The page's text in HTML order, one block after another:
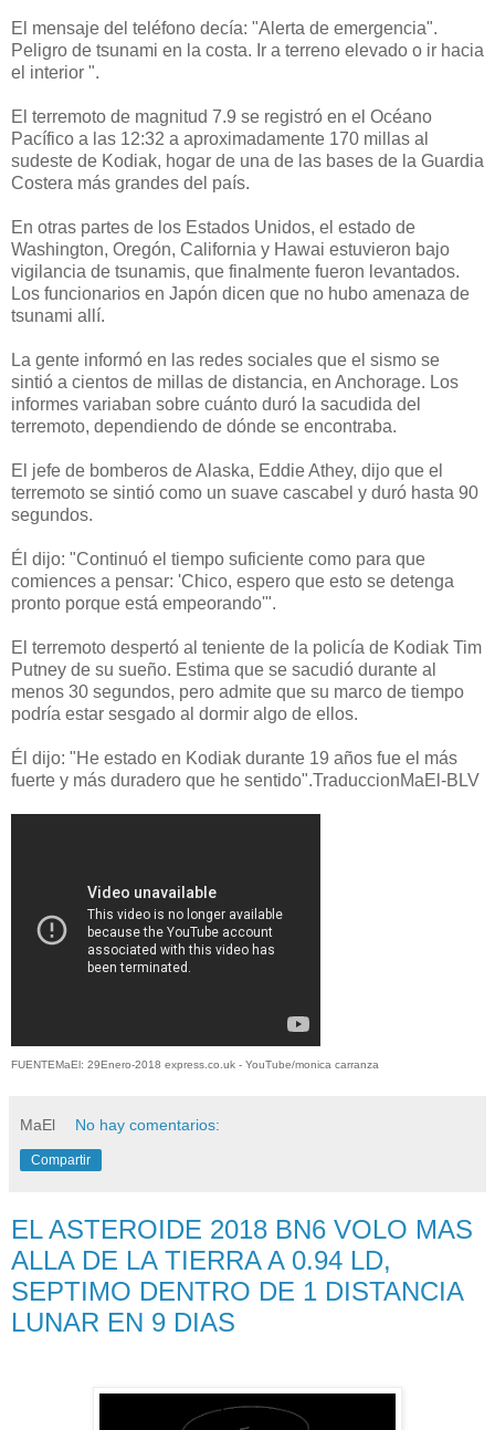
El mensaje del teléfono decía: "Alerta de emergencia".
Peligro de tsunami en la costa. Ir a terreno elevado o ir hacia
el interior ".
El terremoto de magnitud 7.9 se registró en el Océano
Pacífico a las 12:32 a aproximadamente 170 millas al
sudeste de Kodiak, hogar de una de las bases de la Guardia
Costera más grandes del país.
En otras partes de los Estados Unidos, el estado de
Washington, Oregón, California y Hawai estuvieron bajo
vigilancia de tsunamis, que finalmente fueron levantados.
Los funcionarios en Japón dicen que no hubo amenaza de
tsunami allí.
La gente informó en las redes sociales que el sismo se
sintió a cientos de millas de distancia, en Anchorage. Los
informes variaban sobre cuánto duró la sacudida del
terremoto, dependiendo de dónde se encontraba.
El jefe de bomberos de Alaska, Eddie Athey, dijo que el
terremoto se sintió como un suave cascabel y duró hasta 90
segundos.
Él dijo: "Continuó el tiempo suficiente como para que
comiences a pensar: 'Chico, espero que esto se detenga
pronto porque está empeorando'".
El terremoto despertó al teniente de la policía de Kodiak Tim
Putney de su sueño. Estima que se sacudió durante al
menos 30 segundos, pero admite que su marco de tiempo
podría estar sesgado al dormir algo de ellos.
Él dijo: "He estado en Kodiak durante 19 años fue el más
fuerte y más duradero que he sentido".TraduccionMaEl-BLV
FUENTEMaEl: 29Enero-2018 express.co.uk - YouTube/monica carranza
MaEl No hay comentarios:
Compartir
EL ASTEROIDE 2018 BN6 VOLO MAS
ALLA DE LA TIERRA A 0.94 LD,
SEPTIMO DENTRO DE 1 DISTANCIA
LUNAR EN 9 DIAS